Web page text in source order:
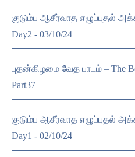
குடும்ப ஆசீர்வாத எழுப்புதல்
Day2 - 03/10/24
புதன்கிழமை வேத பாடம் – The
Part37
குடும்ப ஆசீர்வாத எழுப்புதல்
Day1 - 02/10/24